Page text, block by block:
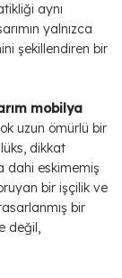
aynı
yalnızca
şekillendiren bir
mobilya
uzun ömürlü bir
dikkat
dahi eskimemiş
bir işçilik ve
bir
değil,